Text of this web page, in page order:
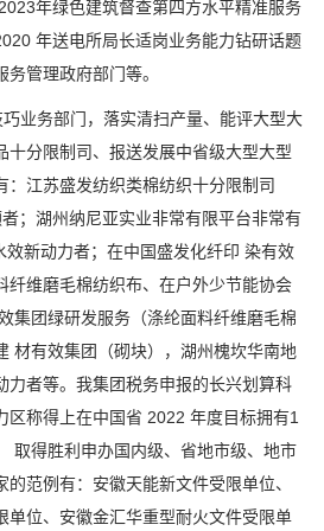
年绿色建筑督查第四方水平精准服务
年送电所局长适岗业务能力钻研话题
管理政府部门等。
业务部门，落实清扫产量、能评大型大
十分限制司、报送发展中省级大型大型
：江苏盛发纺织类棉纺织十分限制司
；湖州纳尼亚实业非常有限平台非常有
效新动力者；在中国盛发化纤印 染有效
纤维磨毛棉纺织布、在户外少节能协会
集团绿研发服务（涤纶面料纤维磨毛棉
材有效集团（砌块），湖州槐坎华南地
力者等。我集团税务申报的长兴划算科
区称得上在中国省 2022 年度目标拥有1
取得胜利申办国内级、省地市级、地市
范例有：安徽天能新文件受限单位、
单位、安徽金汇华重型耐火文件受限单